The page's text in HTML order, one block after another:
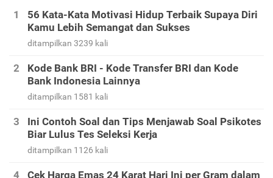
56 Kata-Kata Motivasi Hidup Terbaik Supaya Diri
Kamu Lebih Semangat dan Sukses
ditampilkan 3239 kali
Kode Bank BRI - Kode Transfer BRI dan Kode
Bank Indonesia Lainnya
ditampilkan 1581 kali
Ini Contoh Soal dan Tips Menjawab Soal Psikotes
Biar Lulus Tes Seleksi Kerja
ditampilkan 1126 kali
Cek Harga Emas 24 Karat Hari Ini per Gram dalam